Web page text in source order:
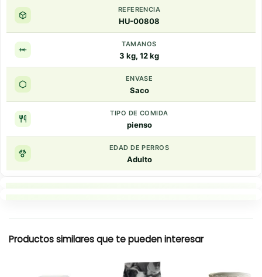
REFERENCIA
HU-00808
TAMANOS
3 kg, 12 kg
ENVASE
Saco
TIPO DE COMIDA
pienso
EDAD DE PERROS
Adulto
Productos similares que te pueden interesar